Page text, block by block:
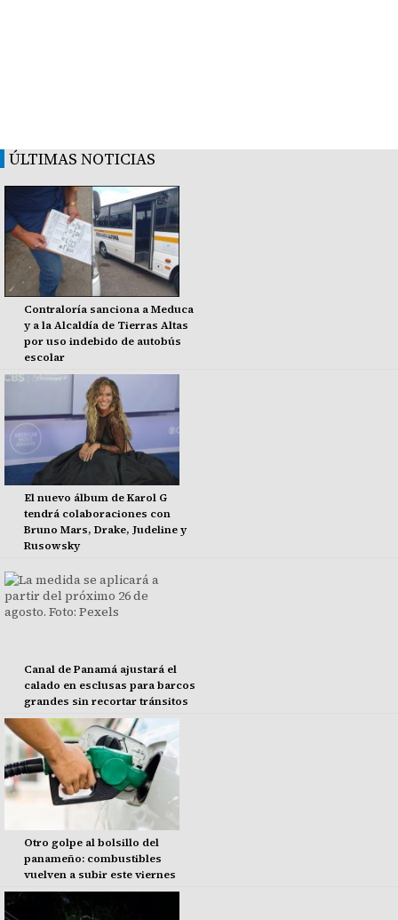
ÚLTIMAS NOTICIAS
Contraloría sanciona a Meduca
y a la Alcaldía de Tierras Altas
por uso indebido de autobús
escolar
El nuevo álbum de Karol G
tendrá colaboraciones con
Bruno Mars, Drake, Judeline y
Rusowsky
Canal de Panamá ajustará el
calado en esclusas para barcos
grandes sin recortar tránsitos
Otro golpe al bolsillo del
panameño: combustibles
vuelven a subir este viernes